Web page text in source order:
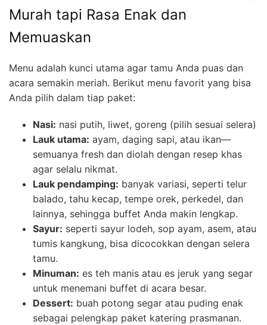
Murah tapi Rasa Enak dan
Memuaskan
Menu adalah kunci utama agar tamu Anda puas dan
acara semakin meriah. Berikut menu favorit yang bisa
Anda pilih dalam tiap paket:
Nasi: nasi putih, liwet, goreng (pilih sesuai selera)
Lauk utama: ayam, daging sapi, atau ikan—
semuanya fresh dan diolah dengan resep khas
agar selalu nikmat.
Lauk pendamping: banyak variasi, seperti telur
balado, tahu kecap, tempe orek, perkedel, dan
lainnya, sehingga buffet Anda makin lengkap.
Sayur: seperti sayur lodeh, sop ayam, asem, atau
tumis kangkung, bisa dicocokkan dengan selera
tamu.
Minuman: es teh manis atau es jeruk yang segar
untuk menemani buffet di acara besar.
Dessert: buah potong segar atau puding enak
sebagai pelengkap paket katering prasmanan.